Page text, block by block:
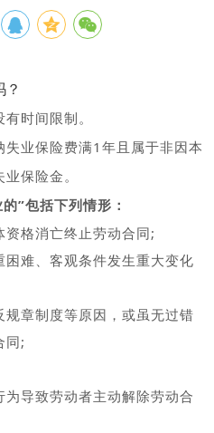
有时间限制。
失业保险费满1年 且 属于非因本
保险金。
”包括下列情形：
格消亡终止劳动合同;
难、客观条件发生重大变化
章制度等原因，或虽无过错
同;
导致劳动者主动解除劳动合